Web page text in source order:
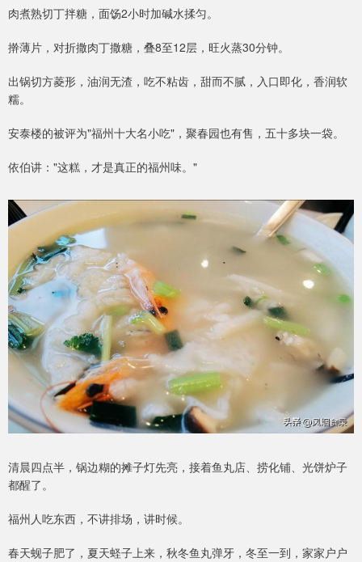
肉煮熟切丁拌糖，面饧2小时加碱水揉匀。
擀薄片，对折撒肉丁撒糖，叠8至12层，旺火蒸30分钟。
出锅切方菱形，油润无渣，吃不粘齿，甜而不腻，入口即化，香润软
糯。
安泰楼的被评为"福州十大名小吃"，聚春园也有售，五十多块一袋。
依伯讲："这糕，才是真正的福州味。"
清晨四点半，锅边糊的摊子灯先亮，接着鱼丸店、捞化铺、光饼炉子
都醒了。
福州人吃东西，不讲排场，讲时候。
春天蚬子肥了，夏天蛏子上来，秋冬鱼丸弹牙，冬至一到，家家户户